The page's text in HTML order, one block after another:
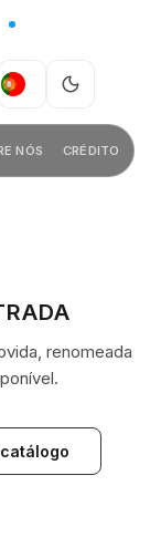
PT
NÓS CRÉDITO
renomeada